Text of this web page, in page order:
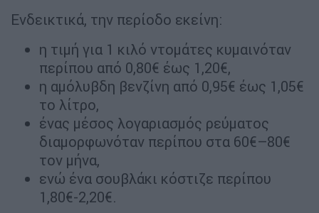
Ενδεικτικά, την περίοδο εκείνη:
η τιμή για 1 κιλό ντομάτες κυμαινόταν
περίπου από 0,80€ έως 1,20€,
η αμόλυβδη βενζίνη από 0,95€ έως 1,05€
το λίτρο,
ένας μέσος λογαριασμός ρεύματος
διαμορφωνόταν περίπου στα 60€–80€
τον μήνα,
ενώ ένα σουβλάκι κόστιζε περίπου
1,80€-2,20€.